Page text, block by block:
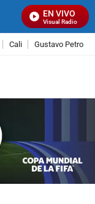
EN VIVO
Señal Visual Radio
Cali Gustavo Petro